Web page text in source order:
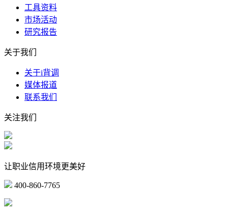
工具资料
市场活动
研究报告
关于我们
关于i背调
媒体报道
联系我们
关注我们
让职业信用环境更美好
400-860-7765